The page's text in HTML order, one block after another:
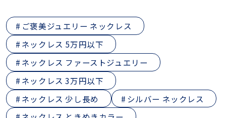
ご褒美ジュエリー ネックレス
ネックレス 5万円以下
ネックレス ファーストジュエリー
ネックレス 3万円以下
ネックレス 少し長め
シルバー ネックレス